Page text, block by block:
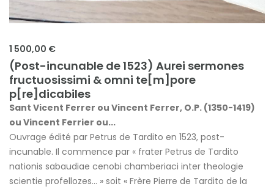
1 500,00 €
(Post-incunable de 1523) Aurei sermones
fructuosissimi & omni te[m]pore
p[re]dicabiles
Sant Vicent Ferrer ou Vincent Ferrer, O.P. (1350-1419)
ou Vincent Ferrier ou...
Ouvrage édité par Petrus de Tardito en 1523, post-
incunable. Il commence par « frater Petrus de Tardito
nationis sabaudiae cenobi chamberiaci inter theologie
scientie profellozes... » soit « Frère Pierre de Tardito de la